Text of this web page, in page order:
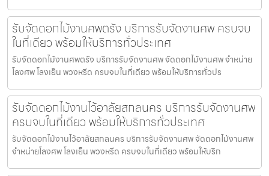
รับจัดดอกไม้งานศพตรัง บริการรับจัดงานศพ ครบจบ
ในที่เดียว พร้อมให้บริการทั่วประเทศ
รับจัดดอกไม้งานศพตรัง บริการรับจัดงานศพ จัดดอกไม้งานศพ จำหน่าย
โลงศพ โลงเย็น พวงหรีด ครบจบในที่เดียว พร้อมให้บริการทั่วปร
รับจัดดอกไม้งานไว้อาลัยสกลนคร บริการรับจัดงานศพ
ครบจบในที่เดียว พร้อมให้บริการทั่วประเทศ
รับจัดดอกไม้งานไว้อาลัยสกลนคร บริการรับจัดงานศพ จัดดอกไม้งานศพ
จำหน่ายโลงศพ โลงเย็น พวงหรีด ครบจบในที่เดียว พร้อมให้บริก